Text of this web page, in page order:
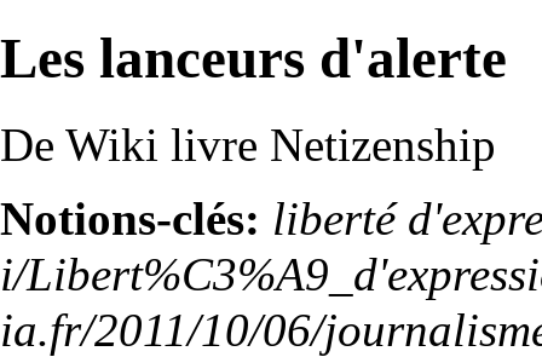
Les lanceurs d'alerte
De Wiki livre Netizenship
Notions-clés: liberté